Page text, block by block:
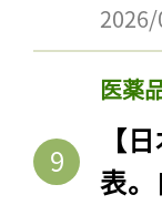
医薬
【
表